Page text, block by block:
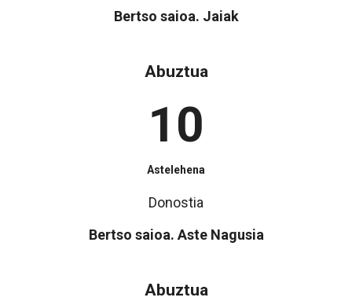
Bertso saioa. Jaiak
Abuztua
10
Astelehena
Donostia
Bertso saioa. Aste Nagusia
Abuztua